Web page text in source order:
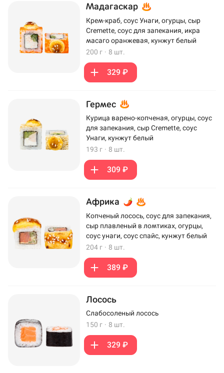
Мадагаскар
Крем-краб, соус Унаги, огурцы, сыр
Cremette, соус для запекания, икра
масаго оранжевая, кунжут белый
200 г · 8 шт.
329 ₽
Гермес
Курица варено-копченая, огурцы, соус
для запекания, сыр Cremette, соус
Унаги, кунжут белый
193 г · 8 шт.
309 ₽
Африка
Копченый лосось, соус для запекания,
сыр плавленый в ломтиках, огурцы,
соус унаги, соус спайс, кунжут белый
204 г · 8 шт.
389 ₽
Лосось
Слабосоленый лосось
150 г · 8 шт.
329 ₽